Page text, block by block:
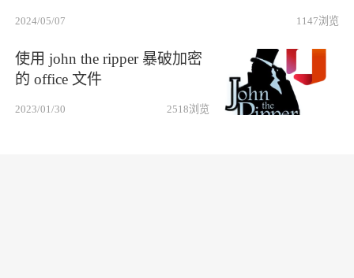
2024/05/07 1147浏览
使用 john the ripper 暴破加密
的 office 文件
2023/01/30 2518浏览